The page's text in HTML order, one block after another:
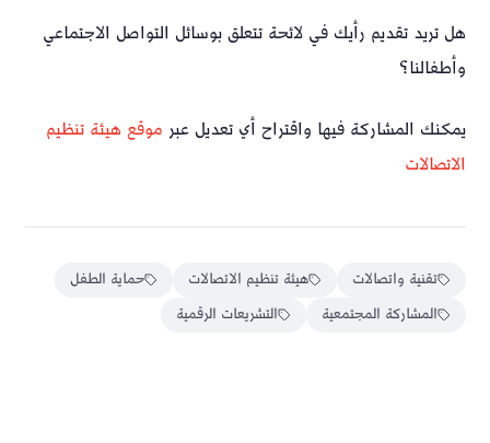
هل تريد تقديم رأيك في لائحة تتعلق بوسائل التواصل الاجتماعي
وأطفالنا؟
يمكنك المشاركة فيها واقتراح أي تعديل عبر موقع هيئة تنظيم
الاتصالات
تقنية واتصالات هيئة تنظيم الاتصالات
حماية الطفل
المشاركة المجتمعية
التشريعات الرقمية